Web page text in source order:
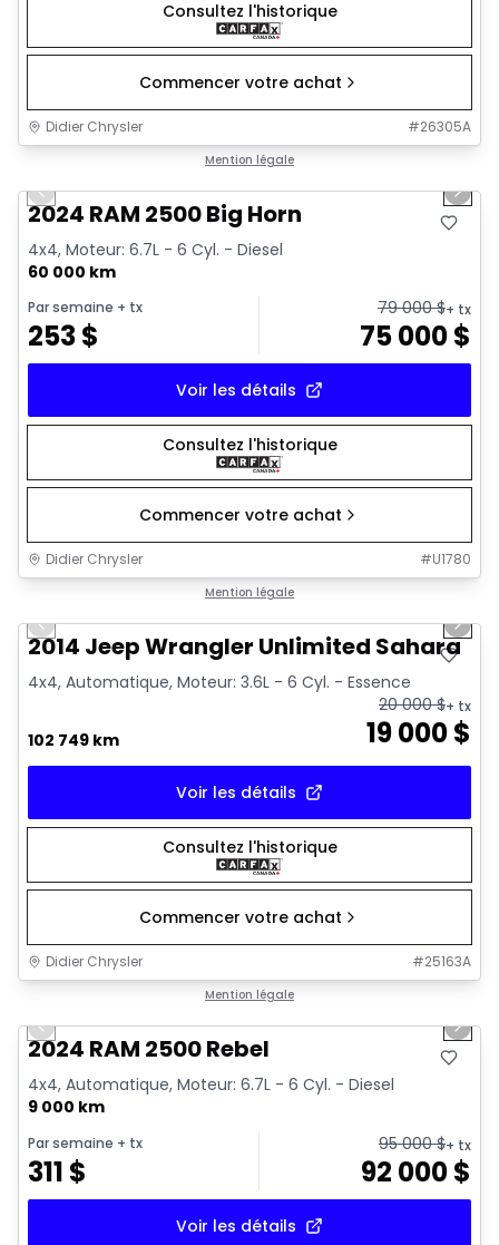
Consultez l'historique
Commencer votre achat
Didier Chrysler #26305A
Mention légale
Previous slide Next
2024 RAM 2500 Big Horn
4x4, Moteur: 6.7L - 6 Cyl. - Diesel
60 000 km
Par semaine + tx
253$
79 000$+ tx
75 000$
Voir les détails
Consultez l'historique
Commencer votre achat
Didier Chrysler #U1780
Mention légale
Previous slide Next
2014 Jeep Wrangler Unlimited Sahara
4x4, Automatique, Moteur: 3.6L - 6 Cyl. - Essence
102 749 km 19 000$
20 000$+ tx
Voir les détails
Consultez l'historique
Commencer votre achat
Didier Chrysler #25163A
Mention légale
Previous slide Next
2024 RAM 2500 Rebel
4x4, Automatique, Moteur: 6.7L - 6 Cyl. - Diesel
9 000 km
Par semaine + tx
311 $
95 000$+ tx
92 000$
Voir les détails